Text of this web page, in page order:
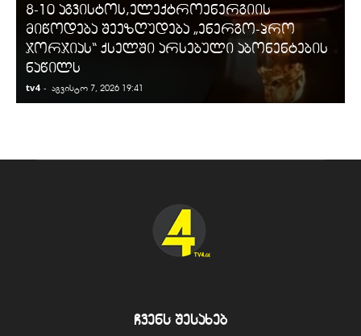
8-10 აგვისტოს,ელექტროენერგიის
მიწოდება შეეზღუდება „ენერგო-პრო
ჯორჯიას“ ქსელში არსებული აბონენტების
ნაწილს
tv4 - აგვისტო 7, 2026 19:41
ჩვენს შესახებ